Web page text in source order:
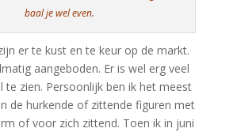
baal je wel even.
er te kust en te keur op de markt.
aangeboden. Er is wel erg veel
te zien. Persoonlijk ben ik het meest
de hurkende of zittende figuren met
of voor zich zittend. Toen ik in juni